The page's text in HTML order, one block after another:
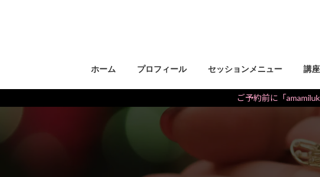
ス
キ
ン
に
ホーム プロフィール セッションメニュー 講
ご予約前に「